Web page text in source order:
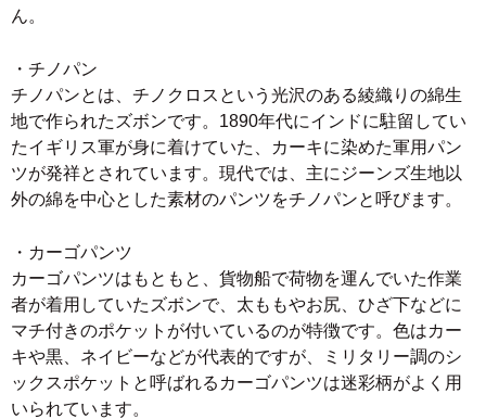
ん。
・チノパン
チノパンとは、チノクロスという光沢のある綾織りの綿生
地で作られたズボンです。1890年代にインドに駐留してい
たイギリス軍が身に着けていた、カーキに染めた軍用パン
ツが発祥とされています。現代では、主にジーンズ生地以
外の綿を中心とした素材のパンツをチノパンと呼びます。
・カーゴパンツ
カーゴパンツはもともと、貨物船で荷物を運んでいた作業
者が着用していたズボンで、太ももやお尻、ひざ下などに
マチ付きのポケットが付いているのが特徴です。色はカー
キや黒、ネイビーなどが代表的ですが、ミリタリー調のシ
ックスポケットと呼ばれるカーゴパンツは迷彩柄がよく用
いられています。